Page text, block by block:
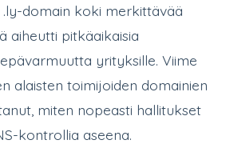
domain koki merkittävää
aiheutti pitkäaikaisia
yrityksille. Viime
alaisten toimijoiden domainien
miten nopeasti hallitukset
kontrollia aseena.